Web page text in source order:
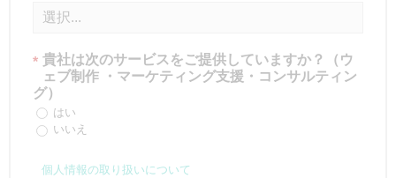
* 貴社は次のサービスをご提供していますか？（ウ
ェブ制作 ・マーケティング支援・コンサルティン
グ）
はい
いいえ
個人情報の取り扱いについて